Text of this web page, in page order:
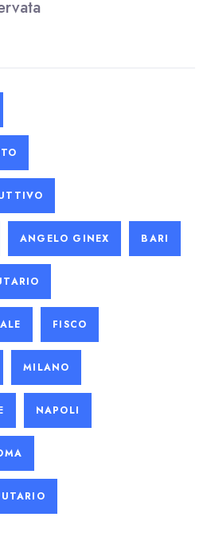
ANGELO GINEX BARI
FISCO
MILANO
NAPOLI